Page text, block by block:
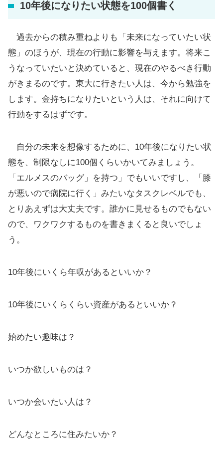
10年後になりたい状態を100個書く
過去からの積み重ねよりも「未来になっていたい状
態」のほうが、現在の行動に影響を与えます。将来こ
うなっていたいと決めていると、現在のやるべき行動
がきまるのです。東大に行きたい人は、今から勉強を
します。金持ちになりたいという人は、それに向けて
行動をするはずです。
自分の未来を想像するために、10年後になりたい状
態を、制限なしに100個くらいかいてみましょう。
「エルメスのバッグ」を持つ」でもいいですし、「膝
が悪いので病院に行く」みたいなタスクレベルでも、
とりあえずは大丈夫です。誰かに見せるものでもない
ので、ワクワクするものを書きまくると良いでしょ
う。
10年後にいくら年収があるといいか？
10年後にいくらくらい資産があるといいか？
始めたい趣味は？
いつか欲しいものは？
いつか会いたい人は？
どんなところに住みたいか？